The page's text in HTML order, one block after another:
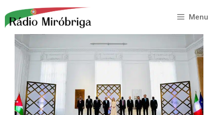
para
conteúdo
Menu